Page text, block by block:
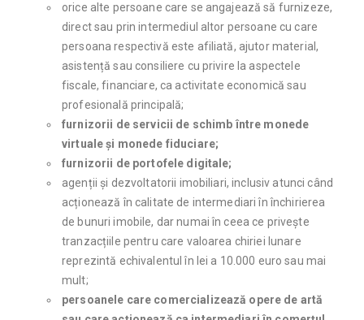
orice alte persoane care se angajează să furnizeze,
direct sau prin intermediul altor persoane cu care
persoana respectivă este afiliată, ajutor material,
asistență sau consiliere cu privire la aspectele
fiscale, financiare, ca activitate economică sau
profesională principală;
furnizorii de servicii de schimb între monede
virtuale și monede fiduciare;
furnizorii de portofele digitale;
agenții și dezvoltatorii imobiliari, inclusiv atunci când
acționează în calitate de intermediari în închirierea
de bunuri imobile, dar numai în ceea ce privește
tranzacțiile pentru care valoarea chiriei lunare
reprezintă echivalentul în lei a 10.000 euro sau mai
mult;
persoanele care comercializează opere de artă